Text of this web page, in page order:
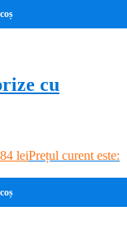
cu
leiPrețul curent este: